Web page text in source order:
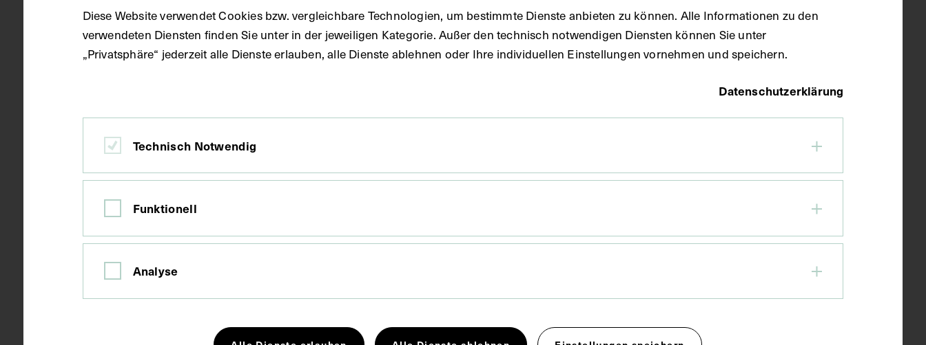
Datierung 1934
Maße Bildmaß 12,1 x 9,1 cm
Kurzbeschreibung
Die Vorlage stammt aus der Österreichischen Nationalbibliothek.
Wochenschrift 670/19, 1934, entnommen worden.
Diese Website verwendet Cookies bzw. vergleichbare Technologien, um bestimmte Dienste anbieten zu können. Alle Informationen zu den
verwendeten Diensten finden Sie unter in der jeweiligen Kategorie. Außer den technisch notwendigen Diensten können Sie unter
„Privatsphäre“ jederzeit alle Dienste erlauben, alle Dienste ablehnen oder Ihre individuellen Einstellungen vornehmen und speichern.
Datenschutzerklärung
Technisch Notwendig
Funktionell
Analyse